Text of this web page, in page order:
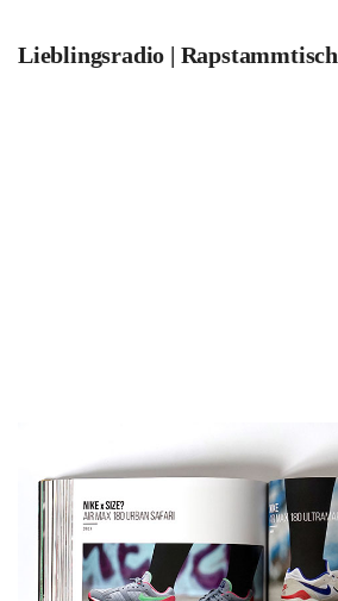
Lieblingsradio | Rapstammtisch